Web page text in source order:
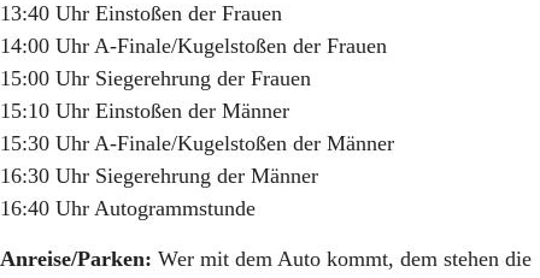
13:40 Uhr Einstoßen der Frauen
14:00 Uhr A-Finale/Kugelstoßen der Frauen
15:00 Uhr Siegerehrung der Frauen
15:10 Uhr Einstoßen der Männer
15:30 Uhr A-Finale/Kugelstoßen der Männer
16:30 Uhr Siegerehrung der Männer
16:40 Uhr Autogrammstunde
Anreise/Parken: Wer mit dem Auto kommt, dem stehen die